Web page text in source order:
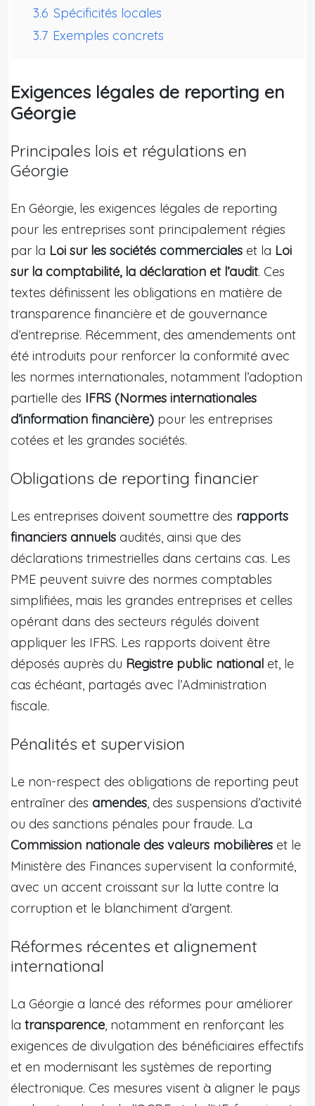
3.6 Spécificités locales
3.7 Exemples concrets
Exigences légales de reporting en
Géorgie
Principales lois et régulations en
Géorgie
En Géorgie, les exigences légales de reporting
pour les entreprises sont principalement régies
par la Loi sur les sociétés commerciales et la Loi
sur la comptabilité, la déclaration et l’audit. Ces
textes définissent les obligations en matière de
transparence financière et de gouvernance
d’entreprise. Récemment, des amendements ont
été introduits pour renforcer la conformité avec
les normes internationales, notamment l’adoption
partielle des IFRS (Normes internationales
d’information financière) pour les entreprises
cotées et les grandes sociétés.
Obligations de reporting financier
Les entreprises doivent soumettre des rapports
financiers annuels audités, ainsi que des
déclarations trimestrielles dans certains cas. Les
PME peuvent suivre des normes comptables
simplifiées, mais les grandes entreprises et celles
opérant dans des secteurs régulés doivent
appliquer les IFRS. Les rapports doivent être
déposés auprès du Registre public national et, le
cas échéant, partagés avec l’Administration
fiscale.
Pénalités et supervision
Le non-respect des obligations de reporting peut
entraîner des amendes, des suspensions d’activité
ou des sanctions pénales pour fraude. La
Commission nationale des valeurs mobilières et le
Ministère des Finances supervisent la conformité,
avec un accent croissant sur la lutte contre la
corruption et le blanchiment d’argent.
Réformes récentes et alignement
international
La Géorgie a lancé des réformes pour améliorer
la transparence, notamment en renforçant les
exigences de divulgation des bénéficiaires effectifs
et en modernisant les systèmes de reporting
électronique. Ces mesures visent à aligner le pays